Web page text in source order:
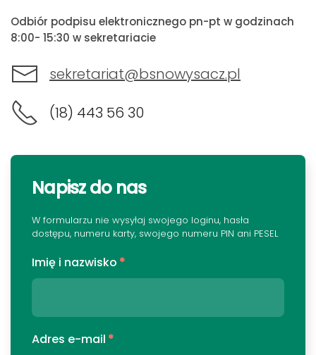
Odbiór podpisu elektronicznego pn-pt w godzinach
8:00- 15:30 w sekretariacie
sekretariat@bsnowysacz.pl
(18) 443 56 30
Napisz do nas
W formularzu nie wysyłaj swojego loginu, hasła
dostępu, numeru karty, swojego numeru PIN ani PESEL
Imię i nazwisko *
Adres e-mail *